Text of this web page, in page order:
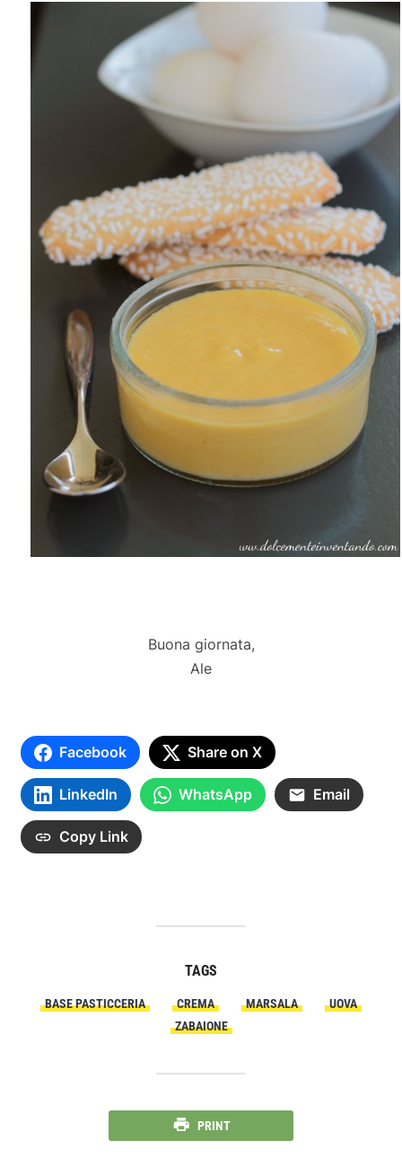
Buona giornata,
Ale
Facebook Share on X
LinkedIn WhatsApp Email
Copy Link
TAGS
BASE PASTICCERIA CREMA MARSALA
UOVA
ZABAIONE
PRINT